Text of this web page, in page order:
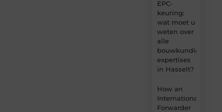
EPC-
keuring:
wat moet u
weten over
alle
bouwkundige
expertises
in Hasselt?
How an
International
Forwarder